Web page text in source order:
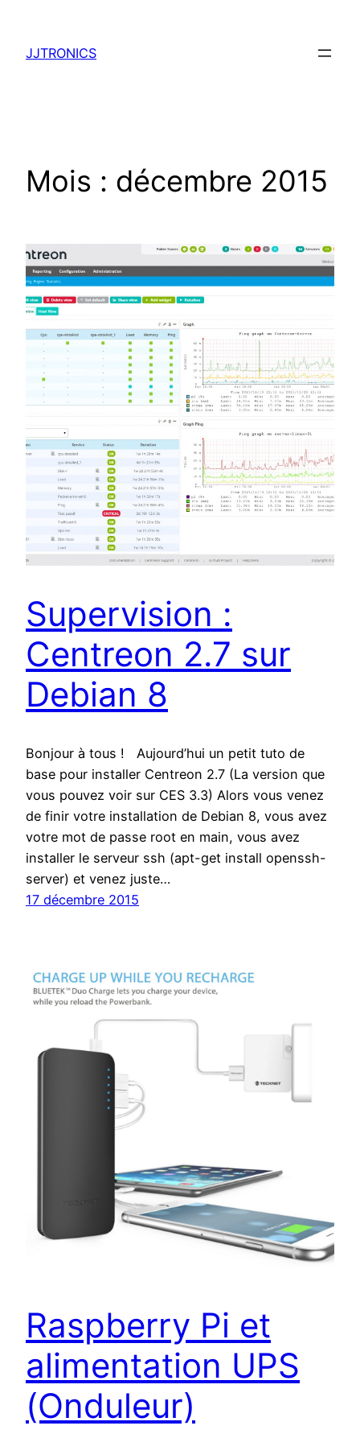
contenu
JJTRONICS
Mois : décembre 2015
Supervision :
Centreon 2.7 sur
Debian 8
Bonjour à tous ! Aujourd’hui un petit tuto de
base pour installer Centreon 2.7 (La version que
vous pouvez voir sur CES 3.3) Alors vous venez
de finir votre installation de Debian 8, vous avez
votre mot de passe root en main, vous avez
installer le serveur ssh (apt-get install openssh-
server) et venez juste…
17 décembre 2015
Raspberry Pi et
alimentation UPS
(Onduleur)